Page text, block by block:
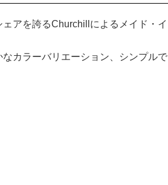
アを誇るChurchillによるメイド・イ
カラーバリエーション、シンプルで